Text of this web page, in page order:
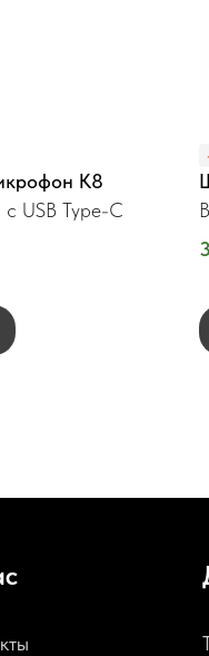
К8
c USB Type-C